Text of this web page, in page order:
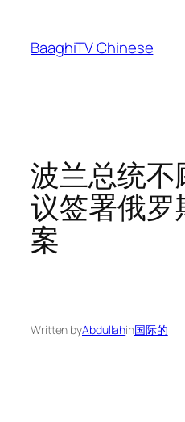
content
BaaghiTV Chinese
波兰总统
议签署俄
案
Written byAbdullahin国际的